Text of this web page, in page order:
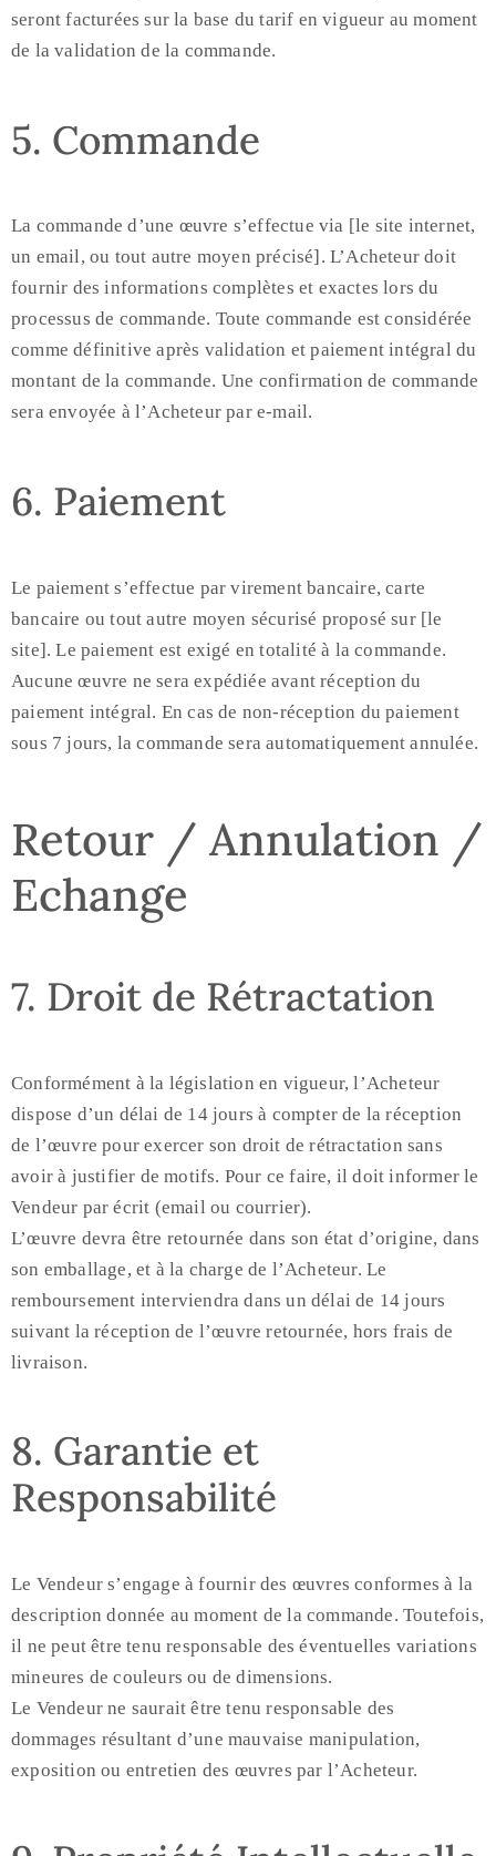
seront facturées sur la base du tarif en vigueur au moment
de la validation de la commande.
5. Commande
La commande d’une œuvre s’effectue via [le site internet,
un email, ou tout autre moyen précisé]. L’Acheteur doit
fournir des informations complètes et exactes lors du
processus de commande. Toute commande est considérée
comme définitive après validation et paiement intégral du
montant de la commande. Une confirmation de commande
sera envoyée à l’Acheteur par e-mail.
6. Paiement
Le paiement s’effectue par virement bancaire, carte
bancaire ou tout autre moyen sécurisé proposé sur [le
site]. Le paiement est exigé en totalité à la commande.
Aucune œuvre ne sera expédiée avant réception du
paiement intégral. En cas de non-réception du paiement
sous 7 jours, la commande sera automatiquement annulée.
Retour / Annulation /
Echange
7. Droit de Rétractation
Conformément à la législation en vigueur, l’Acheteur
dispose d’un délai de 14 jours à compter de la réception
de l’œuvre pour exercer son droit de rétractation sans
avoir à justifier de motifs. Pour ce faire, il doit informer le
Vendeur par écrit (email ou courrier).
L’œuvre devra être retournée dans son état d’origine, dans
son emballage, et à la charge de l’Acheteur. Le
remboursement interviendra dans un délai de 14 jours
suivant la réception de l’œuvre retournée, hors frais de
livraison.
8. Garantie et
Responsabilité
Le Vendeur s’engage à fournir des œuvres conformes à la
description donnée au moment de la commande. Toutefois,
il ne peut être tenu responsable des éventuelles variations
mineures de couleurs ou de dimensions.
Le Vendeur ne saurait être tenu responsable des
dommages résultant d’une mauvaise manipulation,
exposition ou entretien des œuvres par l’Acheteur.